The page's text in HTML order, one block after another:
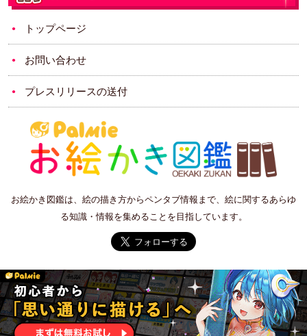
トップページ
お問い合わせ
プレスリリースの送付
お絵かき図鑑は、絵の描き方からペンタブ情報まで、絵に関するあらゆ
る知識・情報を集めることを目指しています。